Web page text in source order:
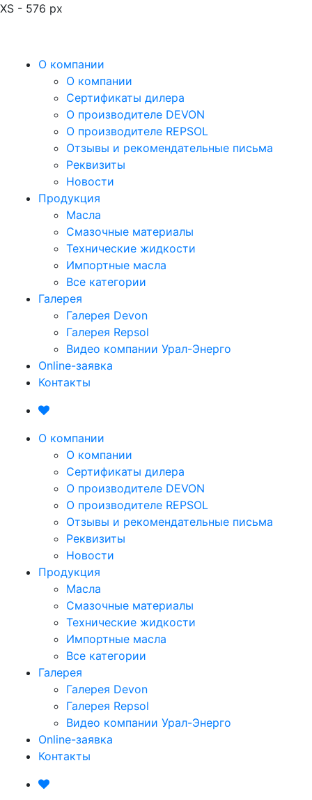
XS - 576 px
О компании
О компании
Сертификаты дилера
О производителе DEVON
О производителе REPSOL
Отзывы и рекомендательные письма
Реквизиты
Новости
Продукция
Масла
Смазочные материалы
Технические жидкости
Импортные масла
Все категории
Галерея
Галерея Devon
Галерея Repsol
Видео компании Урал-Энерго
Online-заявка
Контакты
О компании
О компании
Сертификаты дилера
О производителе DEVON
О производителе REPSOL
Отзывы и рекомендательные письма
Реквизиты
Новости
Продукция
Масла
Смазочные материалы
Технические жидкости
Импортные масла
Все категории
Галерея
Галерея Devon
Галерея Repsol
Видео компании Урал-Энерго
Online-заявка
Контакты